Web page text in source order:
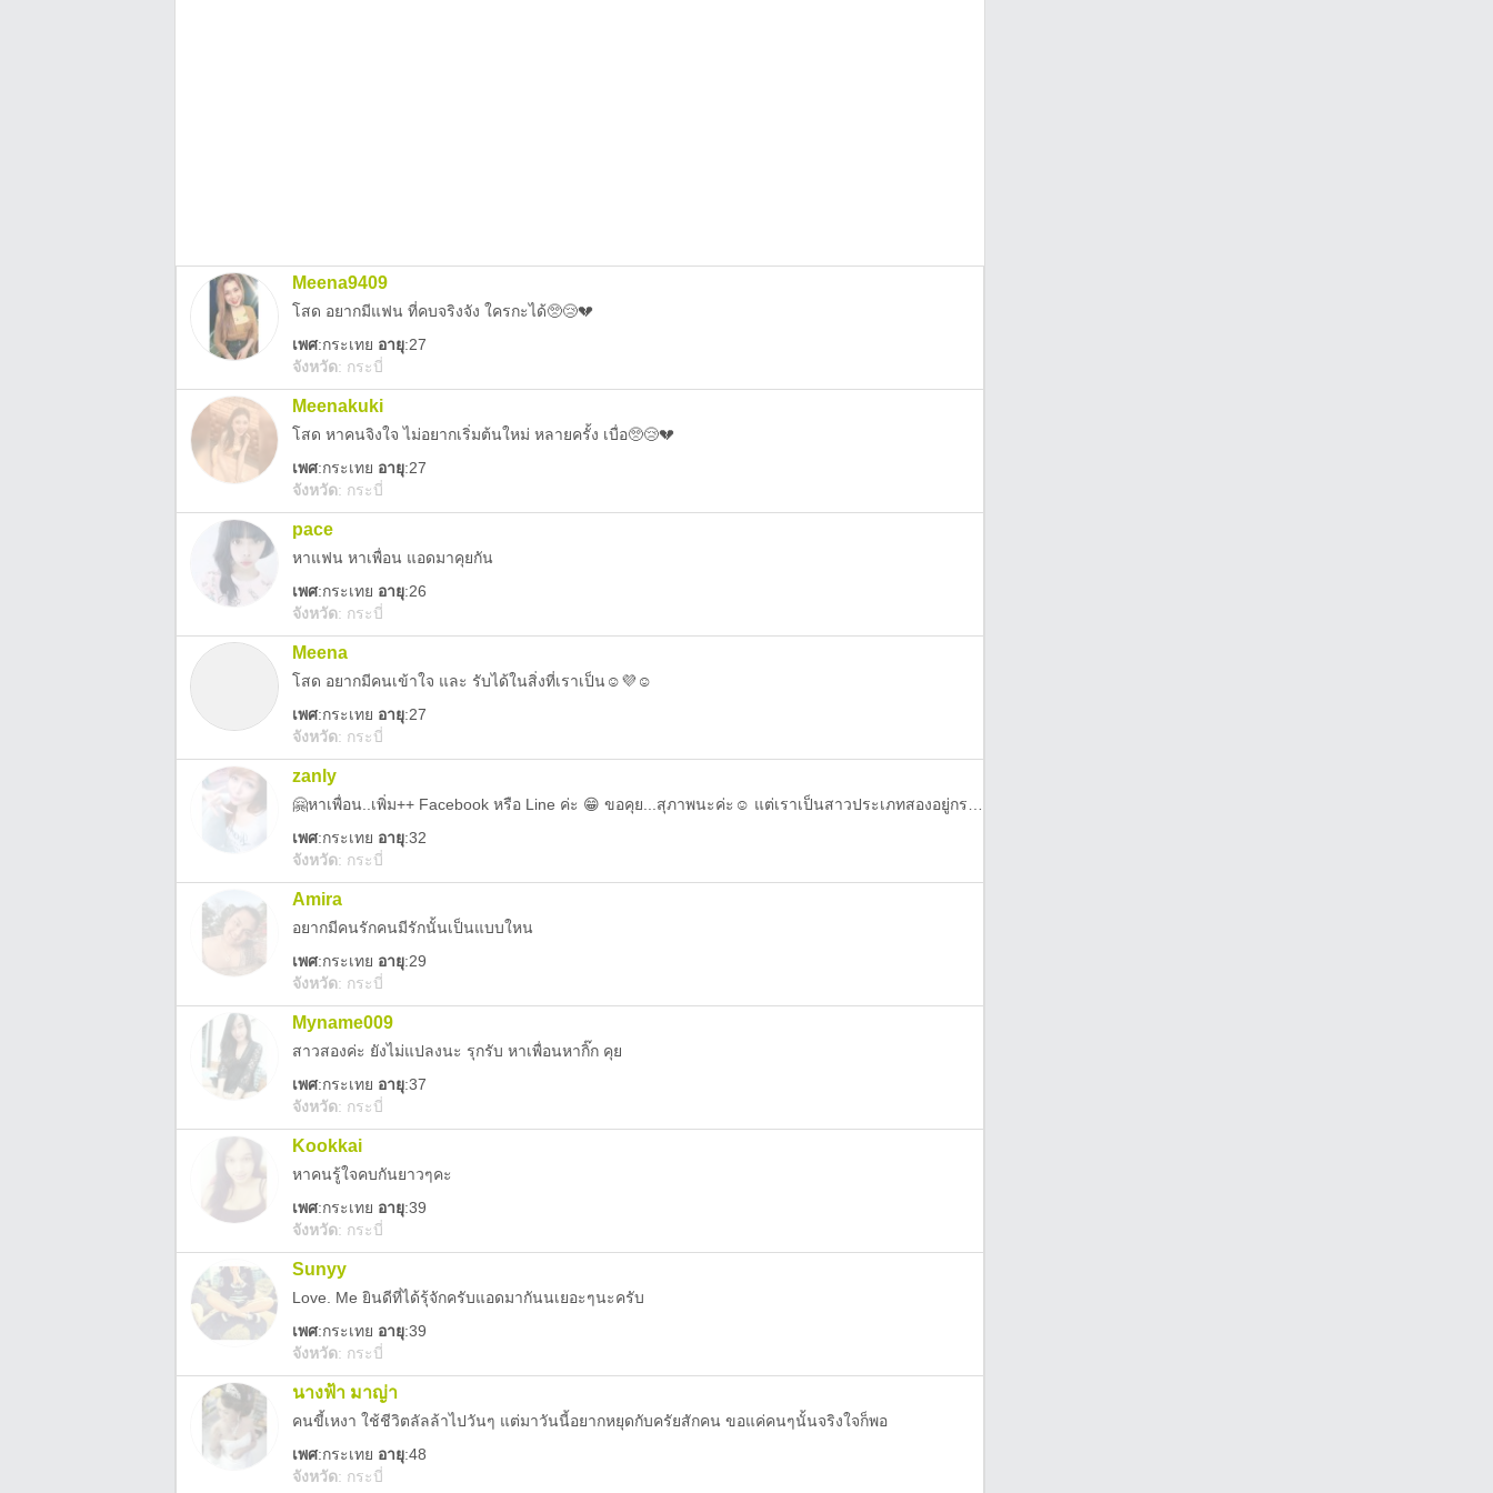
Meena9409
โสด อยากมีแฟน ที่คบจริงจัง ใครกะได้🥺😢💔
เพศ:กระเทย อายุ:27
จังหวัด: กระบี่
Meenakuki
โสด หาคนจิงใจ ไม่อยากเริ่มต้นใหม่ หลายครั้ง เบื่อ🥺😢💔
เพศ:กระเทย อายุ:27
จังหวัด: กระบี่
pace
หาแฟน หาเพื่อน แอดมาคุยกัน
เพศ:กระเทย อายุ:26
จังหวัด: กระบี่
Meena
โสด อยากมีคนเข้าใจ และ รับได้ในสิ่งที่เราเป็น☺️💜☺️
เพศ:กระเทย อายุ:27
จังหวัด: กระบี่
zanly
เพศ:กระเทย อายุ:32
จังหวัด: กระบี่
Amira
อยากมีคนรักคนมีรักนั้นเป็นแบบใหน
เพศ:กระเทย อายุ:29
จังหวัด: กระบี่
Myname009
สาวสองค่ะ ยังไม่แปลงนะ รุกรับ หาเพื่อนหากิ๊ก คุย
เพศ:กระเทย อายุ:37
จังหวัด: กระบี่
Kookkai
หาคนรู้ใจคบกันยาวๆคะ
เพศ:กระเทย อายุ:39
จังหวัด: กระบี่
Sunyy
Love. Me ยินดีที่ได้รุ้จักครับแอดมากันนเยอะๆนะครับ
เพศ:กระเทย อายุ:39
จังหวัด: กระบี่
นางฟ้า มาญ่า
คนขี้เหงา ใช้ชีวิตลัลล้าไปวันๆ แต่มาวันนี้อยากหยุดกับครัยสักคน ขอแค่คนๆนั้นจริงใจก็พอ
เพศ:กระเทย อายุ:48
จังหวัด: กระบี่